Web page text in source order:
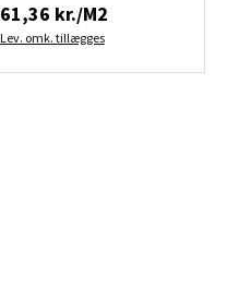
61,36 kr./M2
Lev. omk. tillægges